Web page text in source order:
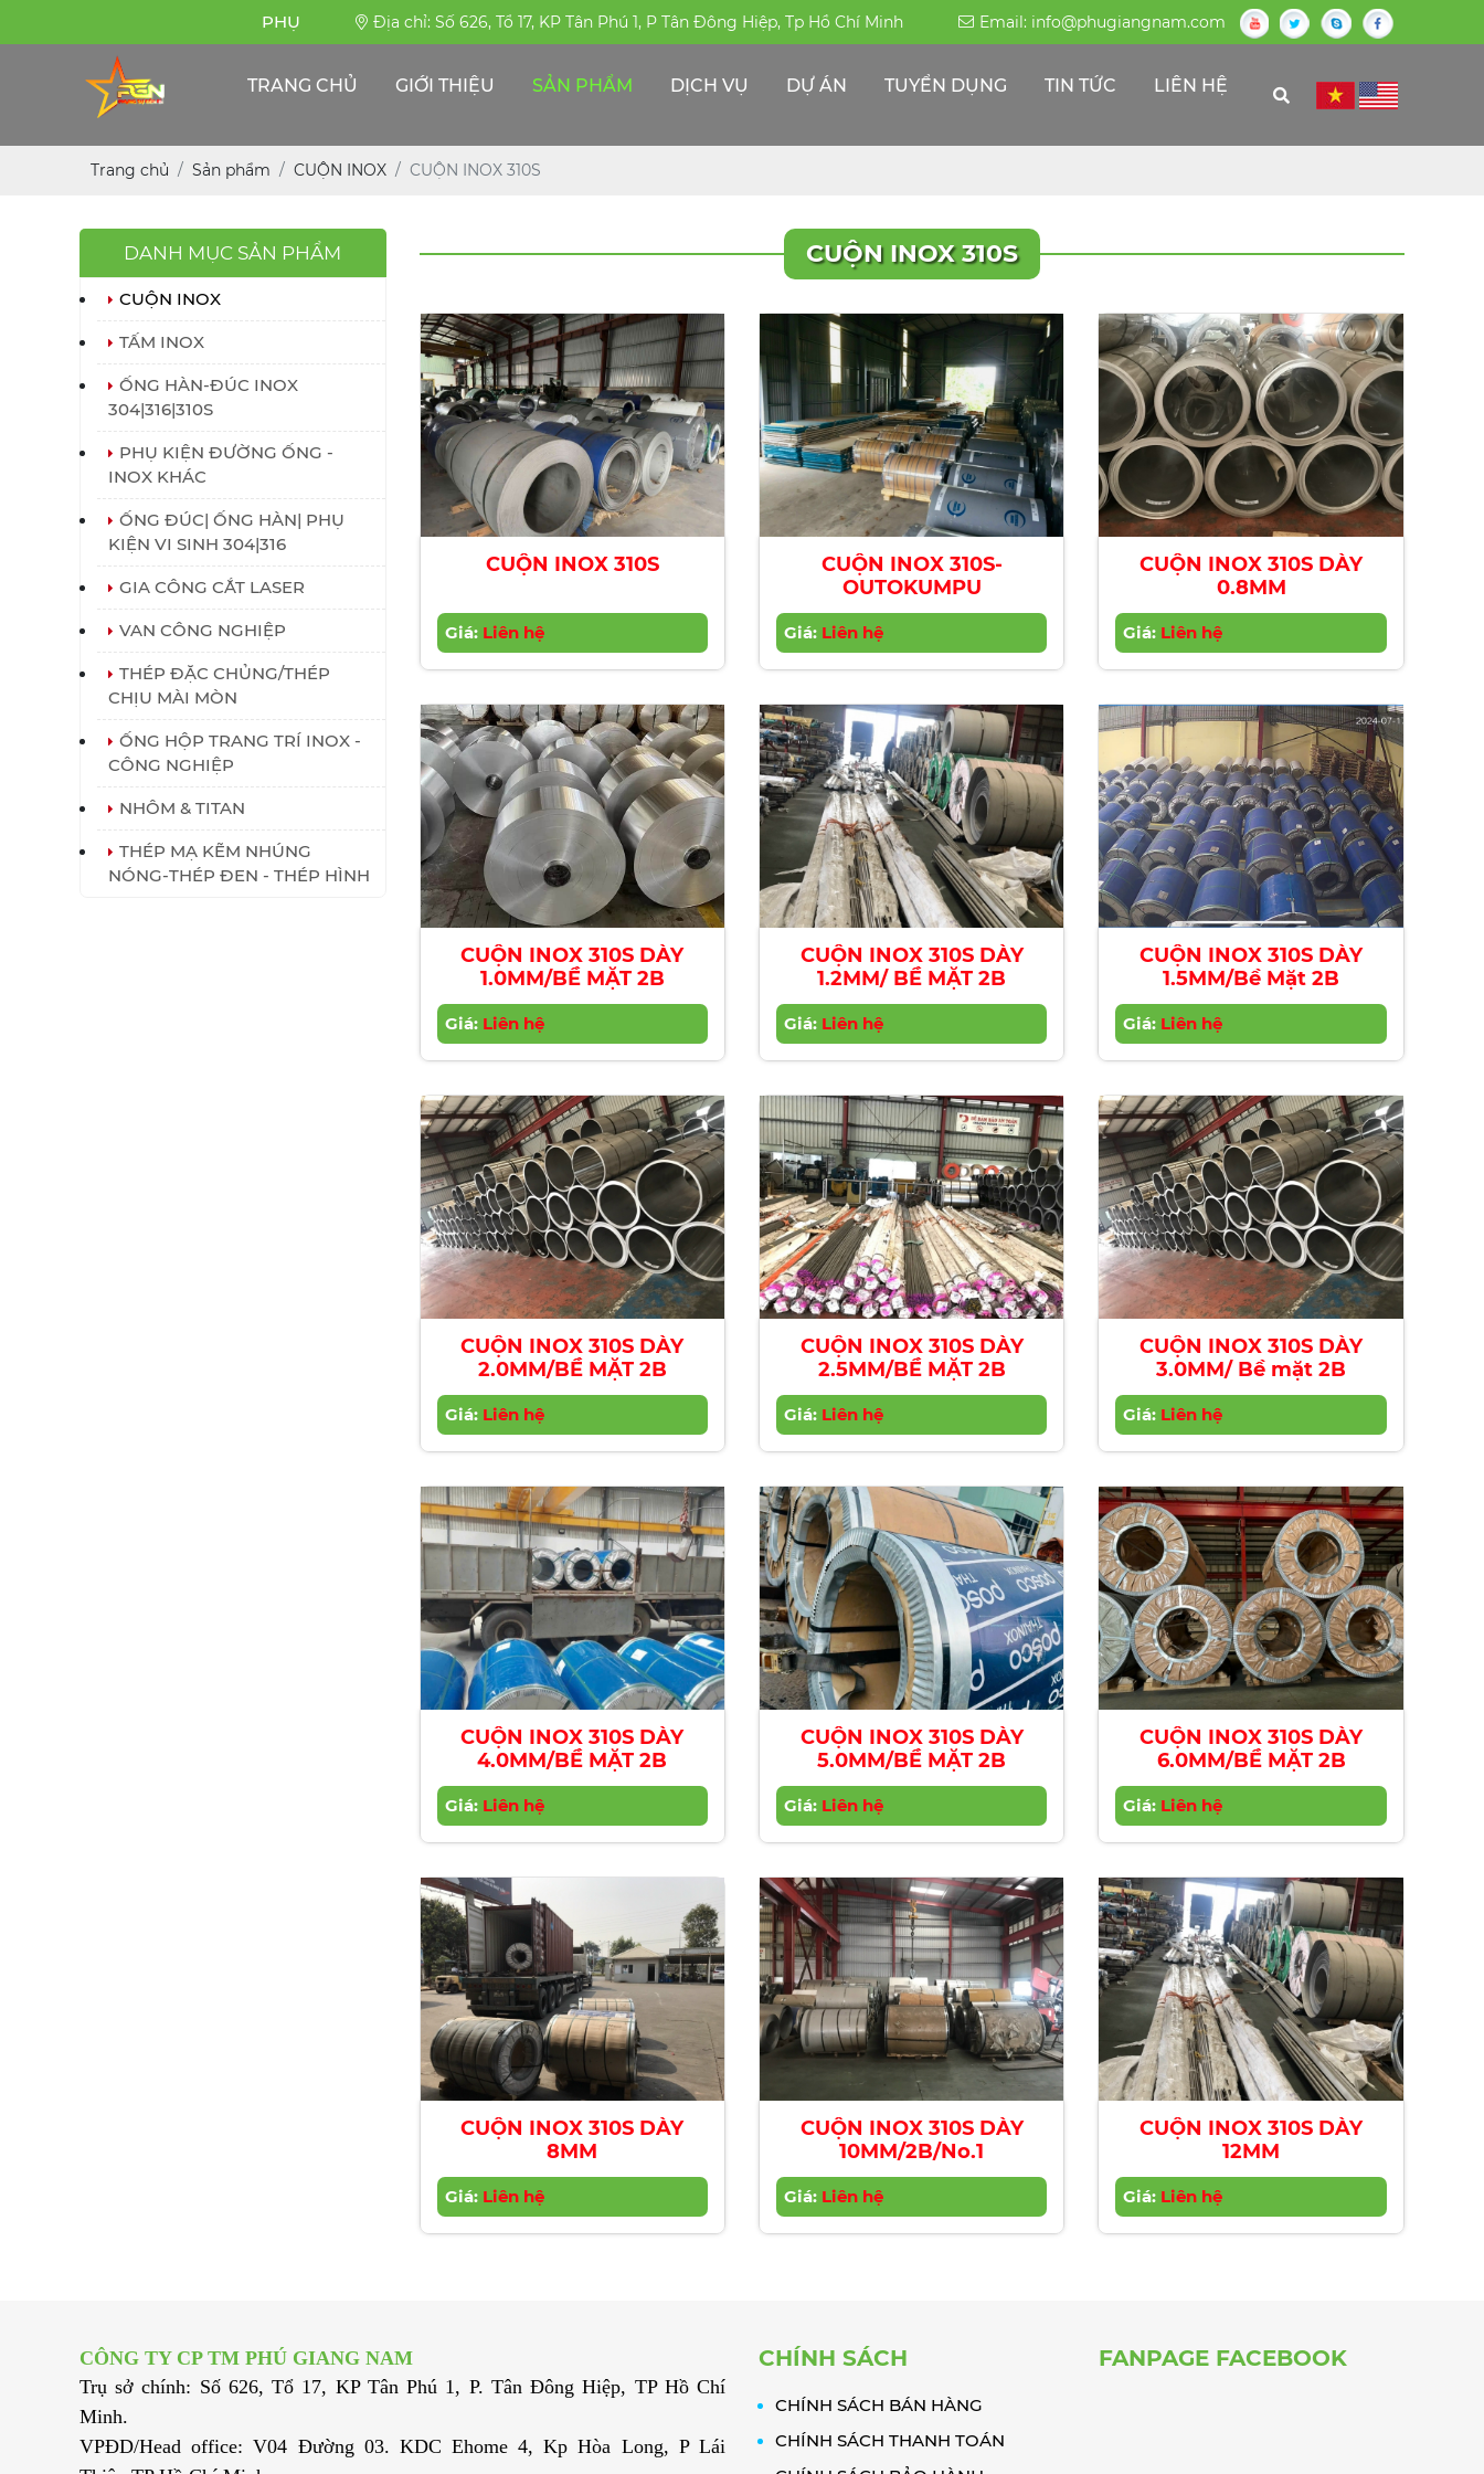
PHỤNG SỰ BỀN BỈ Địa chỉ: Số 626, Tổ 17, KP Tân Phú 1, P Tân Đông Hiệp, Tp Hồ Chí Minh Email: info@phugiangnam.com
TRANG CHỦ GIỚI THIỆU SẢN PHẨM DỊCH VỤ DỰ ÁN TUYỂN DỤNG TIN TỨC LIÊN HỆ
Trang chủ Sản phẩm CUỘN INOX CUỘN INOX 310S
DANH MỤC SẢN PHẨM
CUỘN INOX
TẤM INOX
ỐNG HÀN-ĐÚC INOX
304|316|310S
PHỤ KIỆN ĐƯỜNG ỐNG -
INOX KHÁC
ỐNG ĐÚC| ỐNG HÀN| PHỤ
KIỆN VI SINH 304|316
GIA CÔNG CẮT LASER
VAN CÔNG NGHIỆP
THÉP ĐẶC CHỦNG/THÉP
CHỊU MÀI MÒN
ỐNG HỘP TRANG TRÍ INOX -
CÔNG NGHIỆP
NHÔM & TITAN
THÉP MẠ KẼM NHÚNG
NÓNG-THÉP ĐEN - THÉP HÌNH
CUỘN INOX 310S
CUỘN INOX 310S
Giá: Liên hệ
CUỘN INOX 310S-
OUTOKUMPU
Giá: Liên hệ
CUỘN INOX 310S DÀY
0.8MM
Giá: Liên hệ
CUỘN INOX 310S DÀY
1.0MM/BỀ MẶT 2B
Giá: Liên hệ
CUỘN INOX 310S DÀY
1.2MM/ BỀ MẶT 2B
Giá: Liên hệ
CUỘN INOX 310S DÀY
1.5MM/Bề Mặt 2B
Giá: Liên hệ
CUỘN INOX 310S DÀY
2.0MM/BỀ MẶT 2B
Giá: Liên hệ
CUỘN INOX 310S DÀY
2.5MM/BỀ MẶT 2B
Giá: Liên hệ
CUỘN INOX 310S DÀY
3.0MM/ Bề mặt 2B
Giá: Liên hệ
CUỘN INOX 310S DÀY
4.0MM/BỀ MẶT 2B
Giá: Liên hệ
CUỘN INOX 310S DÀY
5.0MM/BỀ MẶT 2B
Giá: Liên hệ
CUỘN INOX 310S DÀY
6.0MM/BỀ MẶT 2B
Giá: Liên hệ
CUỘN INOX 310S DÀY
8MM
Giá: Liên hệ
CUỘN INOX 310S DÀY
10MM/2B/No.1
Giá: Liên hệ
CUỘN INOX 310S DÀY
12MM
Giá: Liên hệ
CÔNG TY CP TM PHÚ GIANG NAM
Trụ sở chính: Số 626, Tổ 17, KP Tân Phú 1, P. Tân Đông Hiệp, TP Hồ Chí
Minh.
VPĐD/Head office: V04 Đường 03. KDC Ehome 4, Kp Hòa Long, P Lái
CHÍNH SÁCH
CHÍNH SÁCH BÁN HÀNG
CHÍNH SÁCH THANH TOÁN
FANPAGE FACEBOOK